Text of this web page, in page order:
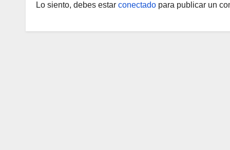
Lo siento, debes estar conectado para publicar un